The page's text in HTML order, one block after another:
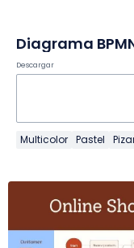
Diagrama
Descargar
Multicolor Pastel